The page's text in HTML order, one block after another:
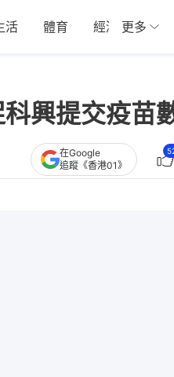
活 體育 經濟 01深圳
更多
興提交疫苗
在Google
追蹤《香港01》